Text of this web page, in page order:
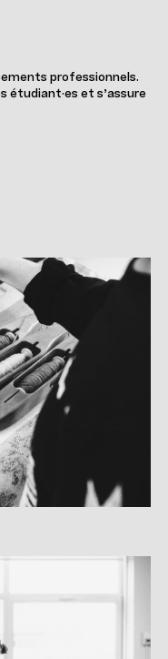
professionnels.
étudiant·es et s’assure